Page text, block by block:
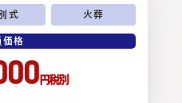
式 火葬
価格
円税別